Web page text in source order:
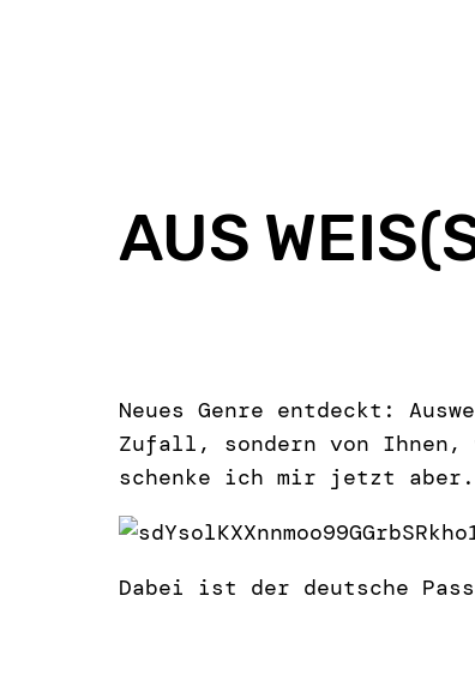
AUS
Neues Genre entdeckt:
Zufall, sondern von Ihnen,
schenke ich mir jetzt
Dabei ist der deutsche